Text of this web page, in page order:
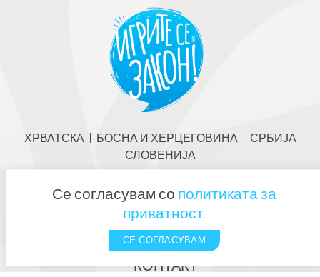
ХРВАТСКА БОСНА И ХЕРЦЕГОВИНА
СРБИЈА
СЛОВЕНИЈА
ZERO WASTE
ЗА ПЛАЗМА СПОРТСКИТЕ ИГРИ НА
МЛАДИТЕ
БИДИ ВОЛОНТЕР!
КОНТАКТ
Се согласувам сополитиката за
приватност.
СЕ СОГЛАСУВАМ